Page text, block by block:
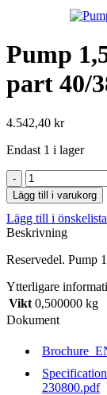
Pump
part 40/
4.542,40 kr
Endast 1 i lager
Pump
1,5
L
utan
hus
PM
part
40/38
grey
Lägg till i varukorg
Lägg till i önskelista
Beskrivning
Reservedel. Pump
Ytterligare
Vikt 0,500000 kg
Dokument
230800.pdf